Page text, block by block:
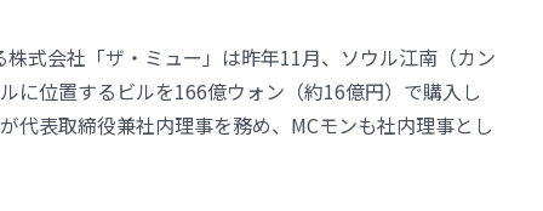
式会社「ザ・ミュー」は昨年11月、ソウル江南（カン
に位置するビルを166億ウォン（約16億円）で購入し
代表取締役兼社内理事を務め、MCモンも社内理事とし